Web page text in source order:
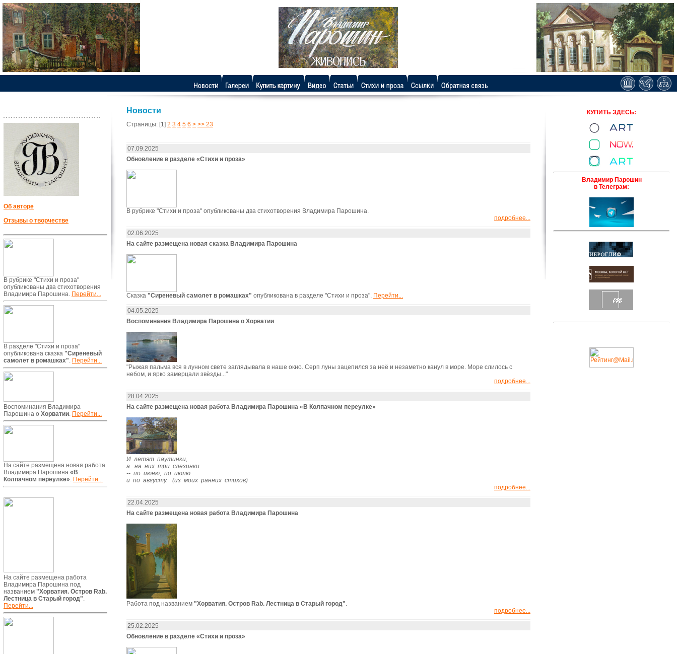
Об авторе
Отзывы о творчестве
В рубрике "Стихи и проза"
опубликованы два стихотворения
Владимира Парошина. Перейти...
В разделе "Стихи и проза"
опубликована сказка "Сиреневый
самолет в ромашках". Перейти...
Воспоминания Владимира
Парошина о Хорватии. Перейти...
На сайте размещена новая работа
Владимира Парошина «В
Колпачном переулке». Перейти...
На сайте размещена работа
Владимира Парошина под
названием "Хорватия. Остров Rab.
Лестница в Старый город".
Перейти...
Новости
Страницы: [1] 2 3 4 5 6 > >> 23
07.09.2025
Обновление в разделе «Стихи и проза»
В рубрике "Стихи и проза" опубликованы два стихотворения Владимира Парошина.
подробнее...
02.06.2025
На сайте размещена новая сказка Владимира Парошина
Сказка "Сиреневый самолет в ромашках" опубликована в разделе "Стихи и проза". Перейти...
04.05.2025
Воспоминания Владимира Парошина о Хорватии
"Рыжая пальма вся в лунном свете заглядывала в наше окно. Серп луны зацепился за неё и незаметно канул в море. Море слилось с
небом, и ярко замерцали звёзды..."
подробнее...
28.04.2025
На сайте размещена новая работа Владимира Парошина «В Колпачном переулке»
И летят паутинки,
а на них три слезинки
-- по июню, по июлю
и по августу. (из моих ранних стихов)
подробнее...
22.04.2025
На сайте размещена новая работа Владимира Парошина
Работа под названием "Хорватия. Остров Rab. Лестница в Старый город"
подробнее...
25.02.2025
Обновление в разделе «Стихи и проза»
КУПИТЬ ЗДЕСЬ:
Владимир Парошин
в Телеграм: